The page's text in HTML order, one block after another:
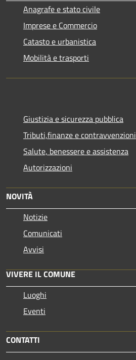
Anagrafe e stato civile
Imprese e Commercio
Catasto e urbanistica
Mobilità e trasporti
Giustizia e sicurezza pubblica
Tributi,finanze e contravvenzioni
Salute, benessere e assistenza
Autorizzazioni
NOVITÀ
Notizie
Comunicati
Avvisi
VIVERE IL COMUNE
Luoghi
Eventi
CONTATTI